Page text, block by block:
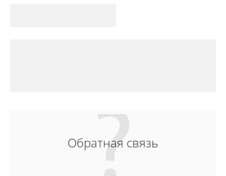
Обратная связь